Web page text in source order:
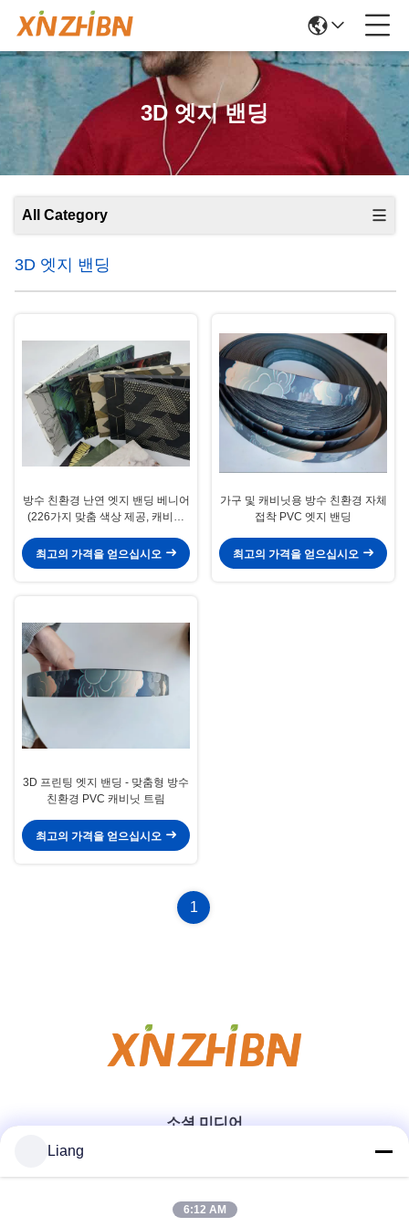
3D 엣지 밴딩
All Category
3D 엣지 밴딩
방수 친환경 난연 엣지 밴딩 베니어
(226가지 맞춤 색상 제공, 캐비닛
최고의 가격을 얻으십시오
가구 및 캐비닛용 방수 친환경 자체
접착 PVC 엣지 밴딩
최고의 가격을 얻으십시오
3D 프린팅 엣지 밴딩 - 맞춤형 방수
친환경 PVC 캐비닛 트림
최고의 가격을 얻으십시오
1
소셜 미디어
빠른 연락
Liang
6:12 AM